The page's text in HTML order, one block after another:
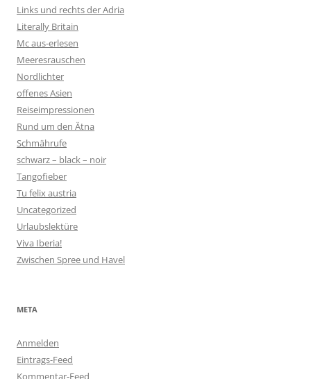
Links und rechts der Adria
Literally Britain
Mc aus-erlesen
Meeresrauschen
Nordlichter
offenes Asien
Reiseimpressionen
Rund um den Ätna
Schmährufe
schwarz – black – noir
Tangofieber
Tu felix austria
Uncategorized
Urlaubslektüre
Viva Iberia!
Zwischen Spree und Havel
META
Anmelden
Eintrags-Feed
Kommentar-Feed